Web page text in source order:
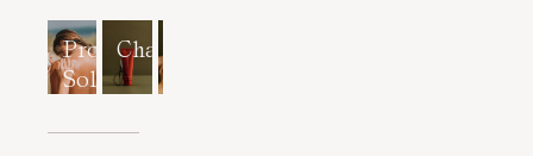
Protección
Solar
Champús